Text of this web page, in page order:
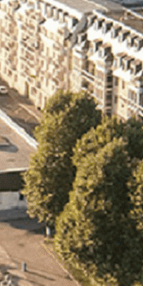
Exporter les lignes
Exporter toutes
Exporter
Menu
<
>
- 🎁 Caen on
- 🎉 Les
- Activités et
Ajoutez un logo, un
Cliquez pour éditer